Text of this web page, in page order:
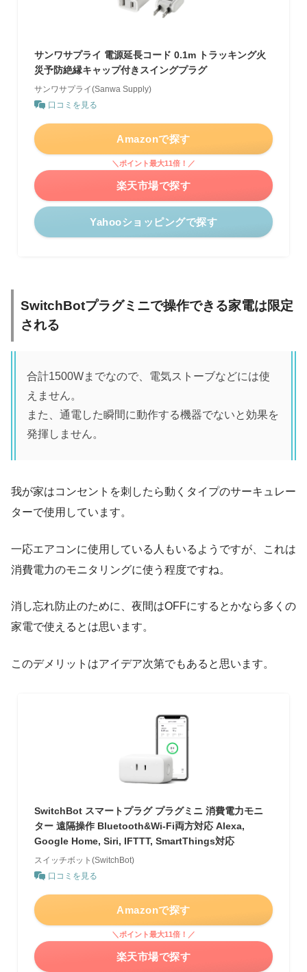
サンワサプライ 電源延長コード 0.1m トラッキング火
災予防絶縁キャップ付きスイングプラグ
サンワサプライ(Sanwa Supply)
口コミを見る
Amazonで探す
＼ポイント最大11倍！／
楽天市場で探す
Yahooショッピングで探す
SwitchBotプラグミニで操作できる家電は限定
される
合計1500Wまでなので、電気ストーブなどには使
えません。
また、通電した瞬間に動作する機器でないと効果を
発揮しません。
我が家はコンセントを刺したら動くタイプのサーキュレー
ターで使用しています。
一応エアコンに使用している人もいるようですが、これは
消費電力のモニタリングに使う程度ですね。
消し忘れ防止のために、夜間はOFFにするとかなら多くの
家電で使えるとは思います。
このデメリットはアイデア次第でもあると思います。
SwitchBot スマートプラグ プラグミニ 消費電力モニ
ター 遠隔操作 Bluetooth&Wi-Fi両方対応 Alexa,
Google Home, Siri, IFTTT, SmartThings対応
スイッチボット(SwitchBot)
口コミを見る
Amazonで探す
＼ポイント最大11倍！／
楽天市場で探す